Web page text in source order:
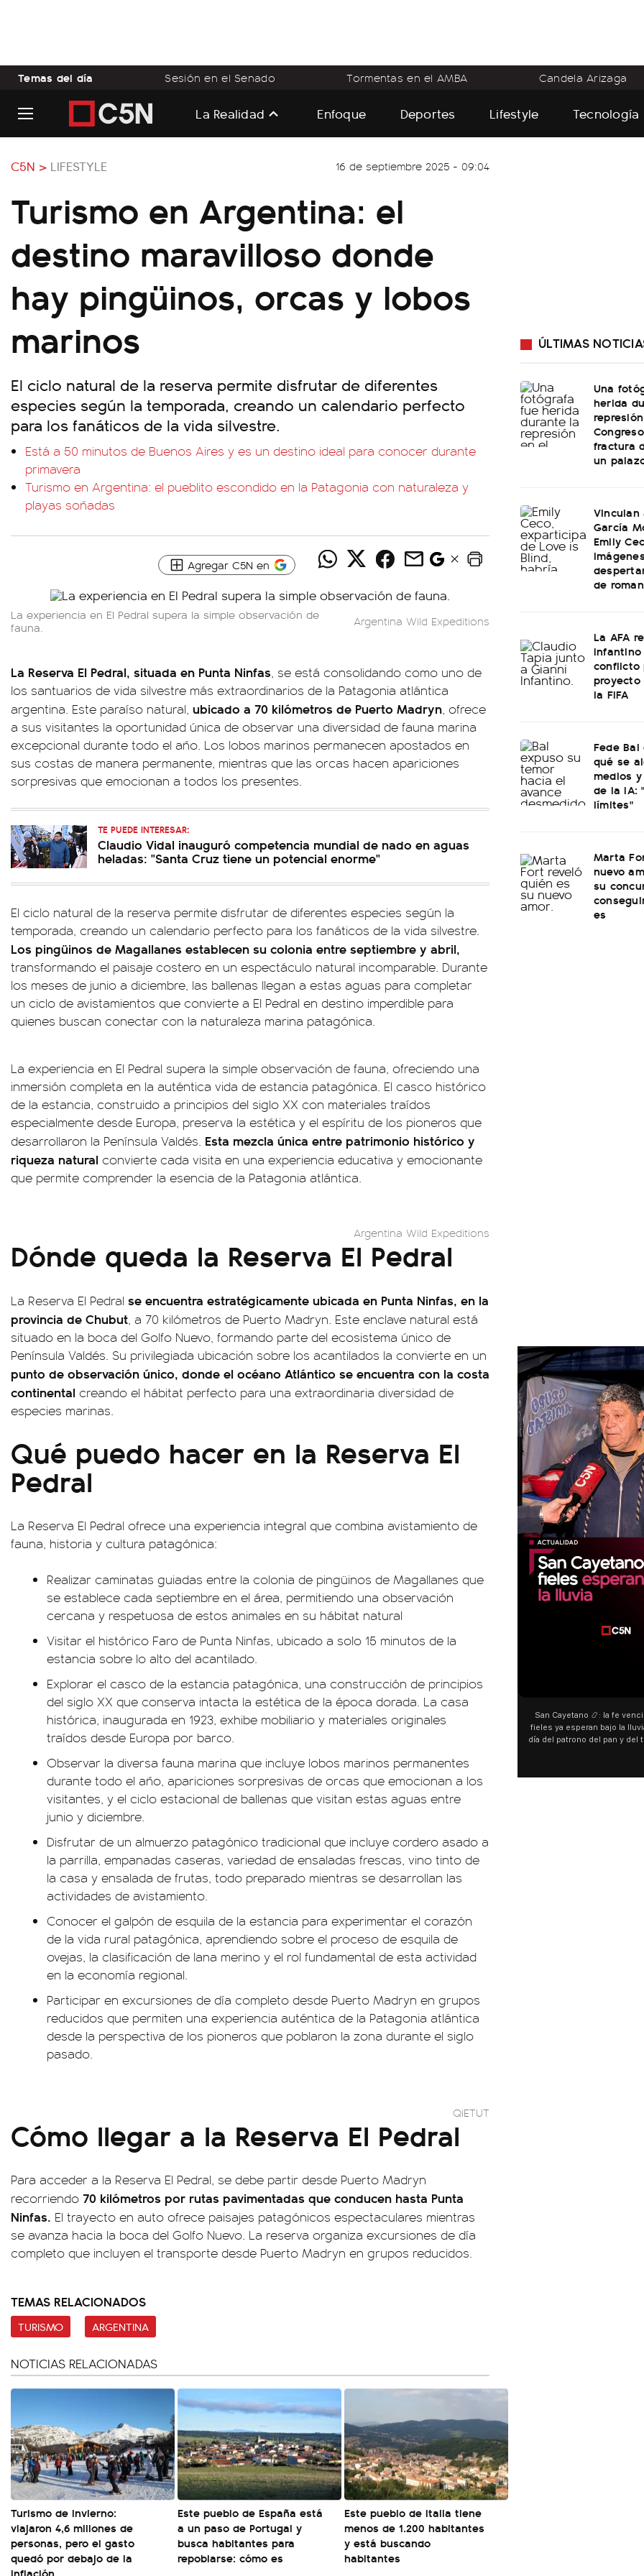
Temas del día Sesión en el Senado Tormentas en el AMBA Candela Arizaga
La Realidad Enfoque Deportes Lifestyle Tecnología
C5N > LIFESTYLE 16 de septiembre 2025 - 09:04
Turismo en Argentina: el
destino maravilloso donde
hay pingüinos, orcas y lobos
marinos
El ciclo natural de la reserva permite disfrutar de diferentes
especies según la temporada, creando un calendario perfecto
para los fanáticos de la vida silvestre.
Está a 50 minutos de Buenos Aires y es un destino ideal para conocer durante
primavera
Turismo en Argentina: el pueblito escondido en la Patagonia con naturaleza y
playas soñadas
Agregar C5N en
La experiencia en El Pedral supera la simple observación de
fauna.
Argentina Wild Expeditions
La Reserva El Pedral, situada en Punta Ninfas, se está consolidando como uno de
los santuarios de vida silvestre más extraordinarios de la Patagonia atlántica
argentina. Este paraíso natural, ubicado a 70 kilómetros de Puerto Madryn, ofrece
a sus visitantes la oportunidad única de observar una diversidad de fauna marina
excepcional durante todo el año. Los lobos marinos permanecen apostados en
sus costas de manera permanente, mientras que las orcas hacen apariciones
sorpresivas que emocionan a todos los presentes.
TE PUEDE INTERESAR:
Claudio Vidal inauguró competencia mundial de nado en aguas
heladas: "Santa Cruz tiene un potencial enorme"
El ciclo natural de la reserva permite disfrutar de diferentes especies según la
temporada, creando un calendario perfecto para los fanáticos de la vida silvestre.
Los pingüinos de Magallanes establecen su colonia entre septiembre y abril,
transformando el paisaje costero en un espectáculo natural incomparable. Durante
los meses de junio a diciembre, las ballenas llegan a estas aguas para completar
un ciclo de avistamientos que convierte a El Pedral en destino imperdible para
quienes buscan conectar con la naturaleza marina patagónica.
La experiencia en El Pedral supera la simple observación de fauna, ofreciendo una
inmersión completa en la auténtica vida de estancia patagónica. El casco histórico
de la estancia, construido a principios del siglo XX con materiales traídos
especialmente desde Europa, preserva la estética y el espíritu de los pioneros que
desarrollaron la Península Valdés. Esta mezcla única entre patrimonio histórico y
riqueza natural convierte cada visita en una experiencia educativa y emocionante
que permite comprender la esencia de la Patagonia atlántica.
Argentina Wild Expeditions
Dónde queda la Reserva El Pedral
La Reserva El Pedral se encuentra estratégicamente ubicada en Punta Ninfas, en la
provincia de Chubut, a 70 kilómetros de Puerto Madryn. Este enclave natural está
situado en la boca del Golfo Nuevo, formando parte del ecosistema único de
Península Valdés. Su privilegiada ubicación sobre los acantilados la convierte en un
punto de observación único, donde el océano Atlántico se encuentra con la costa
continental creando el hábitat perfecto para una extraordinaria diversidad de
especies marinas.
Qué puedo hacer en la Reserva El
Pedral
La Reserva El Pedral ofrece una experiencia integral que combina avistamiento de
fauna, historia y cultura patagónica:
Realizar caminatas guiadas entre la colonia de pingüinos de Magallanes que
se establece cada septiembre en el área, permitiendo una observación
cercana y respetuosa de estos animales en su hábitat natural
Visitar el histórico Faro de Punta Ninfas, ubicado a solo 15 minutos de la
estancia sobre lo alto del acantilado.
Explorar el casco de la estancia patagónica, una construcción de principios
del siglo XX que conserva intacta la estética de la época dorada. La casa
histórica, inaugurada en 1923, exhibe mobiliario y materiales originales
traídos desde Europa por barco.
Observar la diversa fauna marina que incluye lobos marinos permanentes
durante todo el año, apariciones sorpresivas de orcas que emocionan a los
visitantes, y el ciclo estacional de ballenas que visitan estas aguas entre
junio y diciembre.
Disfrutar de un almuerzo patagónico tradicional que incluye cordero asado a
la parrilla, empanadas caseras, variedad de ensaladas frescas, vino tinto de
la casa y ensalada de frutas, todo preparado mientras se desarrollan las
actividades de avistamiento.
Conocer el galpón de esquila de la estancia para experimentar el corazón
de la vida rural patagónica, aprendiendo sobre el proceso de esquila de
ovejas, la clasificación de lana merino y el rol fundamental de esta actividad
en la economía regional.
Participar en excursiones de día completo desde Puerto Madryn en grupos
reducidos que permiten una experiencia auténtica de la Patagonia atlántica
desde la perspectiva de los pioneros que poblaron la zona durante el siglo
pasado.
QiETUT
Cómo llegar a la Reserva El Pedral
Para acceder a la Reserva El Pedral, se debe partir desde Puerto Madryn
recorriendo 70 kilómetros por rutas pavimentadas que conducen hasta Punta
Ninfas. El trayecto en auto ofrece paisajes patagónicos espectaculares mientras
se avanza hacia la boca del Golfo Nuevo. La reserva organiza excursiones de día
completo que incluyen el transporte desde Puerto Madryn en grupos reducidos.
TEMAS RELACIONADOS
TURISMO ARGENTINA
NOTICIAS RELACIONADAS
Turismo de invierno:
viajaron 4,6 millones de
personas, pero el gasto
quedó por debajo de la
Este pueblo de España está
a un paso de Portugal y
busca habitantes para
repoblarse: cómo es
Este pueblo de Italia tiene
menos de 1.200 habitantes
y está buscando
habitantes
ÚLTIMAS
Una
herida
fractura
un
Vinculan
García
Emily
de
La AFA
conflicto
proyecto
la FIFA
Fede
qué se
medios
de la IA:
límites"
Marta
nuevo
su
es
San Cayetano 📿: la fe
fieles ya esperan bajo la
día del patrono del pan y del
y pedir. 🎙️